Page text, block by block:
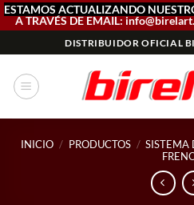
ESTAMOS ACTUALIZANDO
A TRAVÉS DE EMAIL:
al
contenido
DISTRIBUIDOR OFICIAL
INICIO / PRODUCTOS / SISTEMA